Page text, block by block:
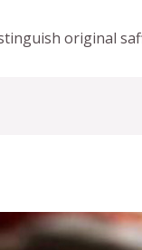
original